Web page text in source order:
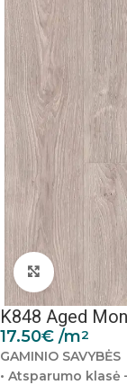
Padidinti
K848 Aged
17.50€ /m2
GAMINIO SAVYBĖS
• Atsparumo klasė